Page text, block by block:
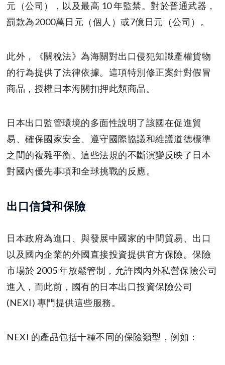
元（公司），以及最高 10 年監禁。對於普通武器，
罰款為2000萬日元（個人）或7億日元（公司）。
此外，《關稅法》為海關對出口侵犯知識產權貨物
的行為提供了法律依據。這項特別修正案針對假冒
商品，授權日本海關扣押此類商品。
日本出口監管環境的多面性說明了該國在促進貿
易、確保國家安全、遵守國際協議和維護道德標準
之間的複雜平衡。這些法規的不斷演變反映了日本
對國內優先事項和全球挑戰的反應。
出口信貸和保險
日本政府為進口、與發展中國家的中間貿易、出口
以及國內企業的外國直接投資提供官方保險。保險
市場於 2005 年放鬆管制，允許國內外私營保險公司
進入，而此前，國有的日本出口投資保險公司
(NEXI) 專門提供這些服務。
NEXI 的產品包括十種不同的保險類型，例如：